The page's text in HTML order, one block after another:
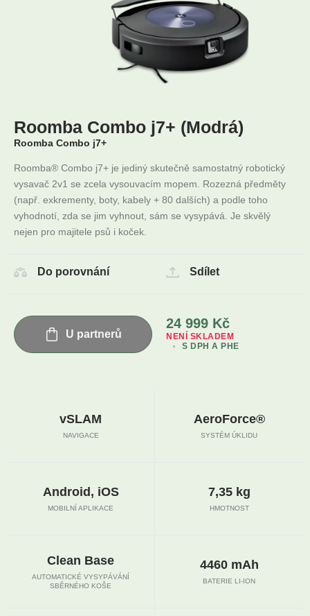
Roomba Combo j7+ (Modrá)
Roomba Combo j7+
Roomba® Combo j7+ je jediný skutečně samostatný robotický
vysavač 2v1 se zcela vysouvacím mopem. Rozezná předměty
(např. exkrementy, boty, kabely + 80 dalších) a podle toho
vyhodnotí, zda se jim vyhnout, sám se vysypává. Je skvělý
nejen pro majitele psů i koček.
Do porovnání Sdílet
U partnerů
24 999 Kč
S DPH A PHE
NENÍ SKLADEM
vSLAM
NAVIGACE
AeroForce®
SYSTÉM ÚKLIDU
Android, iOS
MOBILNÍ APLIKACE
7,35 kg
HMOTNOST
Clean Base
AUTOMATICKÉ VYSYPÁVÁNÍ
SBĚRNÉHO KOŠE
4460 mAh
BATERIE LI-ION